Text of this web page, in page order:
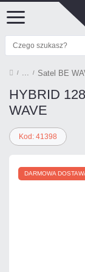
Satel BE
HYBRID
WAVE
Kod: 41398
DARMOWA